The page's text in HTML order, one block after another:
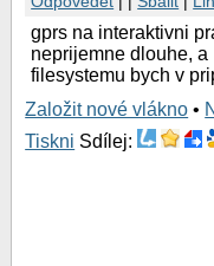
gprs na interaktivni
neprijemne dlouhe,
filesystemu bych v
Založit nové vlákno •
Tiskni Sdílej: